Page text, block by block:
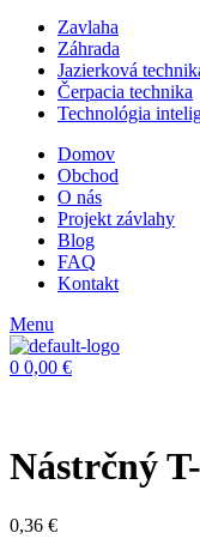
Zavlaha
Záhrada
Jazierková
Čerpacia technika
Technológia
Domov
Obchod
O nás
Projekt závlahy
Blog
FAQ
Kontakt
Menu
0 0,00 €
Nástrčný
0,36 €